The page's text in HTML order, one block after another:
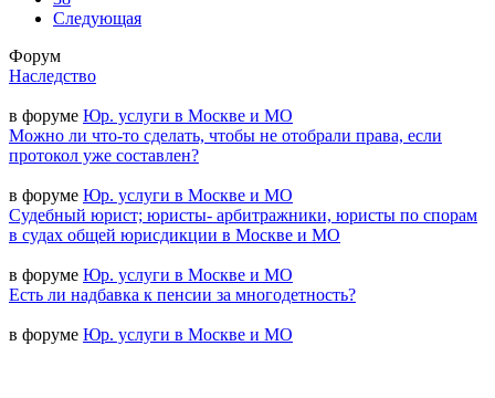
Следующая
Форум
Наследство
в форуме Юр. услуги в Москве и МО
Можно ли что-то сделать, чтобы не отобрали права, если
протокол уже составлен?
в форуме Юр. услуги в Москве и МО
Судебный юрист; юристы- арбитражники, юристы по спорам
в судах общей юрисдикции в Москве и МО
в форуме Юр. услуги в Москве и МО
Есть ли надбавка к пенсии за многодетность?
в форуме Юр. услуги в Москве и МО